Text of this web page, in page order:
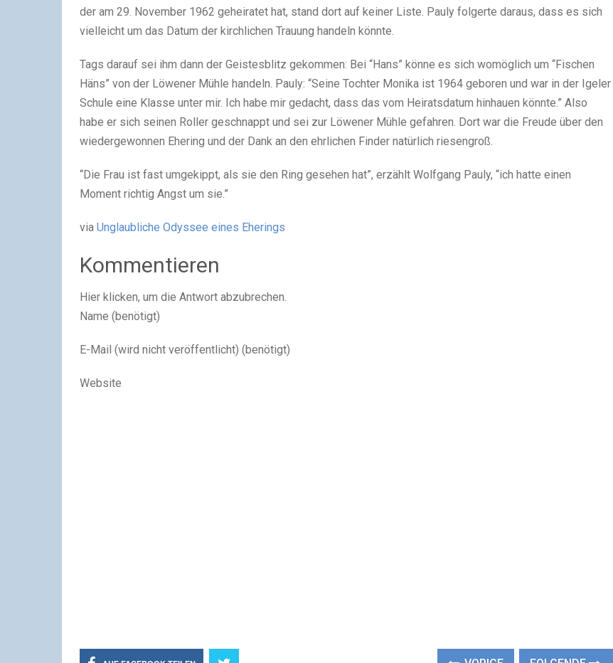
der am 29. November 1962 geheiratet hat, stand dort auf keiner Liste. Pauly folgerte daraus, dass es sich
vielleicht um das Datum der kirchlichen Trauung handeln könnte.
Tags darauf sei ihm dann der Geistesblitz gekommen: Bei “Hans” könne es sich womöglich um “Fischen
Häns” von der Löwener Mühle handeln. Pauly: “Seine Tochter Monika ist 1964 geboren und war in der Igeler
Schule eine Klasse unter mir. Ich habe mir gedacht, dass das vom Heiratsdatum hinhauen könnte.” Also
habe er sich seinen Roller geschnappt und sei zur Löwener Mühle gefahren. Dort war die Freude über den
wiedergewonnen Ehering und der Dank an den ehrlichen Finder natürlich riesengroß.
“Die Frau ist fast umgekippt, als sie den Ring gesehen hat”, erzählt Wolfgang Pauly, “ich hatte einen
Moment richtig Angst um sie.”
via Unglaubliche Odyssee eines Eherings
Kommentieren
Hier klicken, um die Antwort abzubrechen.
Name (benötigt)
E-Mail (wird nicht veröffentlicht) (benötigt)
Website